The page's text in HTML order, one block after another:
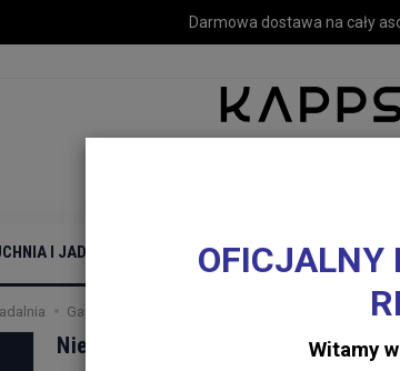
Darmowa dostawa na cały
OFICJALNY
Witamy
I JADALNIA MEBLE LUSTRA I
Garnki emaliowane RIESS Niebieskie garnki
Niebieskie garnki ceramiczne